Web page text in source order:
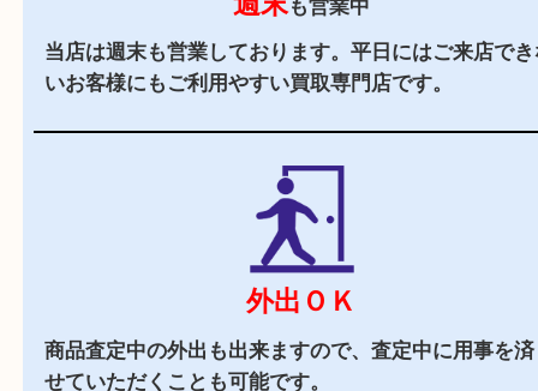
駅チカ
六甲道駅の北口よりすぐの買取専門店です。
駐車場あり
フォレスタ六甲の施設駐車場 をご利用ください。